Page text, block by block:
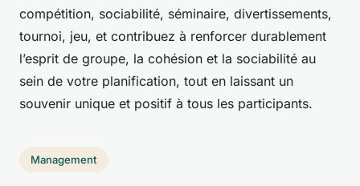
compétition, sociabilité, séminaire, divertissements,
tournoi, jeu, et contribuez à renforcer durablement
l’esprit de groupe, la cohésion et la sociabilité au
sein de votre planification, tout en laissant un
souvenir unique et positif à tous les participants.
Management